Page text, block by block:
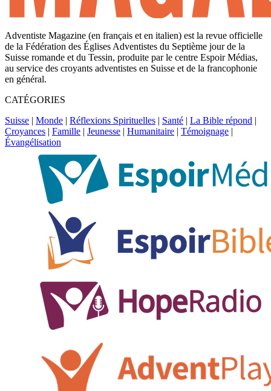
Adventiste Magazine (en français et en italien) est la revue officielle
de la Fédération des Églises Adventistes du Septième jour de la
Suisse romande et du Tessin, produite par le centre Espoir Médias,
au service des croyants adventistes en Suisse et de la francophonie
en général.
CATÉGORIES
Suisse | Monde | Réflexions Spirituelles | Santé | La Bible répond |
Croyances | Famille | Jeunesse | Humanitaire | Témoignage |
Évangélisation